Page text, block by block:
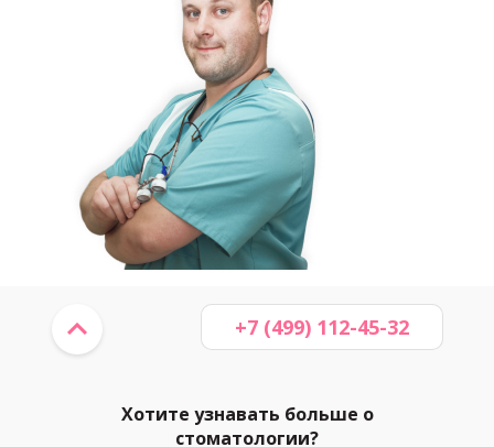
Хотите узнавать больше о
стоматологии?
+7 (499) 112-45-32